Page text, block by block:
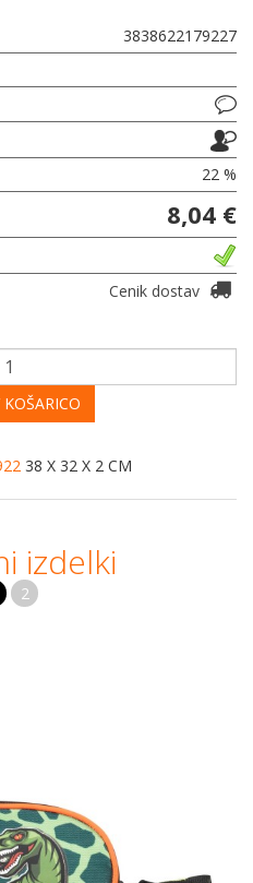
3838622179227
22 %
8,04 €
Cenik dostav
38 X 32 X 2 CM
izdelki
2